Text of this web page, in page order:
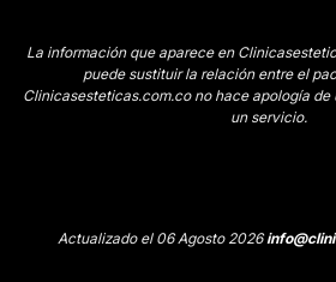
La información que aparece en
puede sustituir la relación entre el
Clinicasesteticas.com.co no hace apología
un servicio.
Actualizado el 06 Agosto 2026